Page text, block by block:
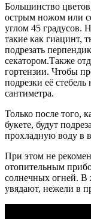
Большинство
острым ножом или
углом 45 градусов.
такие как гиацинт,
подрезать
секатором.Также
гортензии. Чтобы
подрезки её
сантиметра.
Только после того,
букете, будут
прохладную воду в
При этом не
отопительным
солнечных огней. В
увядают, нежели в